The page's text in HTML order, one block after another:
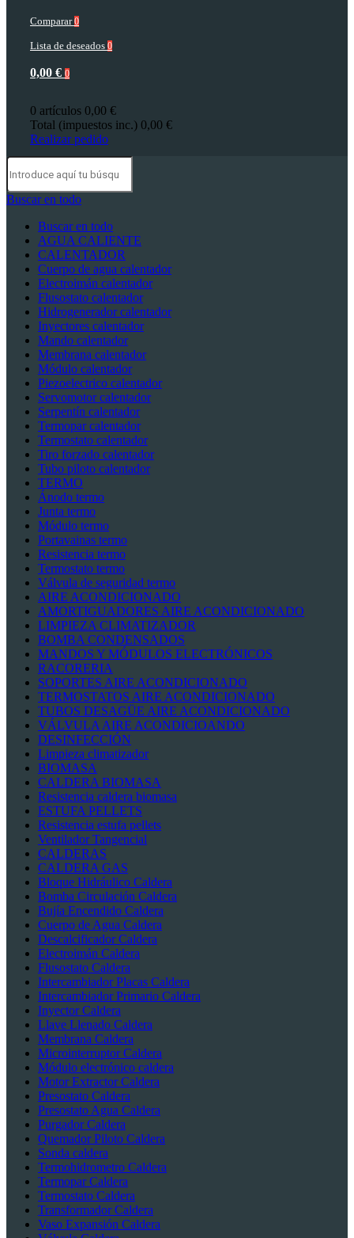
Comparar 0
Lista de deseados 0
0,00 € 0
0 artículos 0,00 €
Total (impuestos inc.) 0,00 €
Realizar pedido
Buscar en todo
Buscar en todo
AGUA CALIENTE
CALENTADOR
Cuerpo de agua calentador
Electroimán calentador
Flusostato calentador
Hidrogenerador calentador
Inyectores calentador
Mando calentador
Membrana calentador
Módulo calentador
Piezoelectrico calentador
Servomotor calentador
Serpentín calentador
Termopar calentador
Termostato calentador
Tiro forzado calentador
Tubo piloto calentador
TERMO
Ánodo termo
Junta termo
Módulo termo
Portavainas termo
Resistencia termo
Termostato termo
Válvula de seguridad termo
AIRE ACONDICIONADO
AMORTIGUADORES AIRE ACONDICIONADO
LIMPIEZA CLIMATIZADOR
BOMBA CONDENSADOS
MANDOS Y MÓDULOS ELECTRÓNICOS
RACORERIA
SOPORTES AIRE ACONDICIONADO
TERMOSTATOS AIRE ACONDICIONADO
TUBOS DESAGÜE AIRE ACONDICIONADO
VÁLVULA AIRE ACONDICIOANDO
DESINFECCIÓN
Limpieza climatizador
BIOMASA
CALDERA BIOMASA
Resistencia caldera biomasa
ESTUFA PELLETS
Resistencia estufa pellets
Ventilador Tangencial
CALDERAS
CALDERA GAS
Bloque Hidráulico Caldera
Bomba Circulación Caldera
Bujía Encendido Caldera
Cuerpo de Agua Caldera
Descalcificador Caldera
Electroimán Caldera
Flusostato Caldera
Intercambiador Placas Caldera
Intercambiador Primario Caldera
Inyector Caldera
Llave Llenado Caldera
Membrana Caldera
Microinterruptor Caldera
Módulo electrónico caldera
Motor Extractor Caldera
Presostato Caldera
Presostato Agua Caldera
Purgador Caldera
Quemador Piloto Caldera
Sonda caldera
Termohidrometro Caldera
Termopar Caldera
Termostato Caldera
Transformador Caldera
Vaso Expansión Caldera